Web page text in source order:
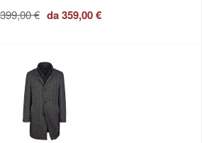
399,00 € da359,00 €